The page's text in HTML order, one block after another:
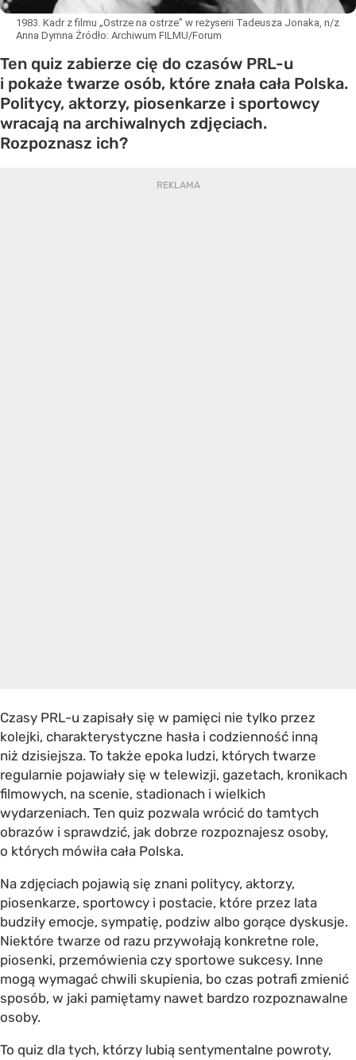
1983. Kadr z filmu „Ostrze na ostrze” w reżyserii Tadeusza Jonaka, n/z
Anna Dymna Źródło: Archiwum FILMU/Forum
Ten quiz zabierze cię do czasów PRL-u
i pokaże twarze osób, które znała cała Polska.
Politycy, aktorzy, piosenkarze i sportowcy
wracają na archiwalnych zdjęciach.
Rozpoznasz ich?
Czasy PRL-u zapisały się w pamięci nie tylko przez
kolejki, charakterystyczne hasła i codzienność inną
niż dzisiejsza. To także epoka ludzi, których twarze
regularnie pojawiały się w telewizji, gazetach, kronikach
filmowych, na scenie, stadionach i wielkich
wydarzeniach. Ten quiz pozwala wrócić do tamtych
obrazów i sprawdzić, jak dobrze rozpoznajesz osoby,
o których mówiła cała Polska.
Na zdjęciach pojawią się znani politycy, aktorzy,
piosenkarze, sportowcy i postacie, które przez lata
budziły emocje, sympatię, podziw albo gorące dyskusje.
Niektóre twarze od razu przywołają konkretne role,
piosenki, przemówienia czy sportowe sukcesy. Inne
mogą wymagać chwili skupienia, bo czas potrafi zmienić
sposób, w jaki pamiętamy nawet bardzo rozpoznawalne
osoby.
To quiz dla tych, którzy lubią sentymentalne powroty,